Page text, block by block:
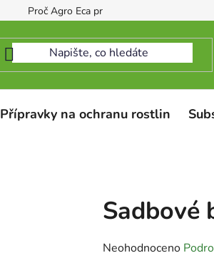
Proč Agro Eca protect
Přípravky na ochranu rostlin
Sadbové
Průměrné
Neohodnoceno